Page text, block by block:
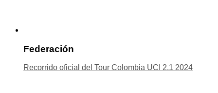
Federación
Recorrido oficial del Tour Colombia UCI 2.1 2024